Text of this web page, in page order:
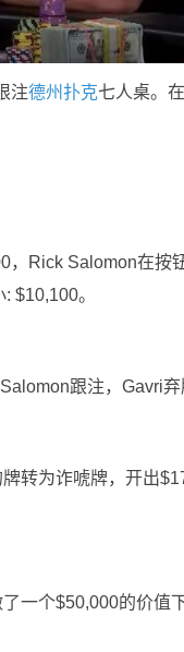
注德州扑克七人桌。
Rick Salomon在按
$10,100。
跟注，Gavri弃
转为诈唬牌，开出
一个$50,000的价值